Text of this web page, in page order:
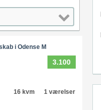
i Odense M
3.100
16 kvm
1 værelser